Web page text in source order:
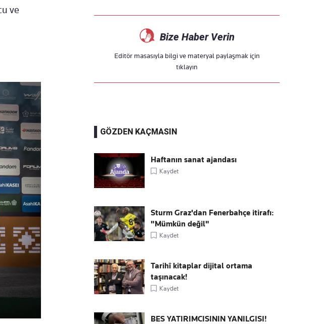
ve
Bize Haber Verin
Editör masasıyla bilgi ve materyal paylaşmak için
tıklayın
GÖZDEN KAÇMASIN
Haftanın sanat ajandası
Kaydet
Sturm Graz'dan Fenerbahçe itirafı:
"Mümkün değil"
Kaydet
Tarihî kitaplar dijital ortama
taşınacak!
Kaydet
BES YATIRIMCISININ YANILGISI!